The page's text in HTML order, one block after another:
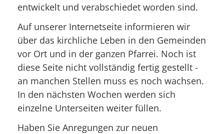
entwickelt und verabschiedet worden sind.
Auf unserer Internetseite informieren wir
über das kirchliche Leben in den Gemeinden
vor Ort und in der ganzen Pfarrei. Noch ist
diese Seite nicht vollständig fertig gestellt -
an manchen Stellen muss es noch wachsen.
In den nächsten Wochen werden sich
einzelne Unterseiten weiter füllen.
Haben Sie Anregungen zur neuen